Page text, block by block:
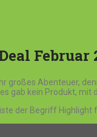
Februar
großes Abenteuer,
gab kein Produkt,
der Begriff Highlight